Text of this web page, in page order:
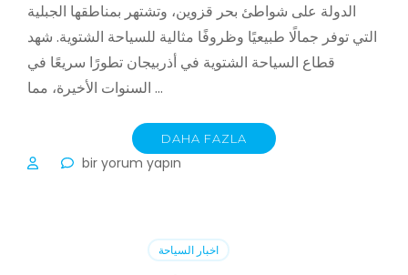
الدولة على شواطئ بحر قزوين، وتشتهر بمناطقها الجبلية
التي توفر جمالًا طبيعيًا وظروفًا مثالية للسياحة الشتوية. شهد
قطاع السياحة الشتوية في أذربيجان تطورًا سريعًا في
السنوات الأخيرة، مما …
DAHA FAZLA
السياحة
bir yorum yapın
اخبار السياحة